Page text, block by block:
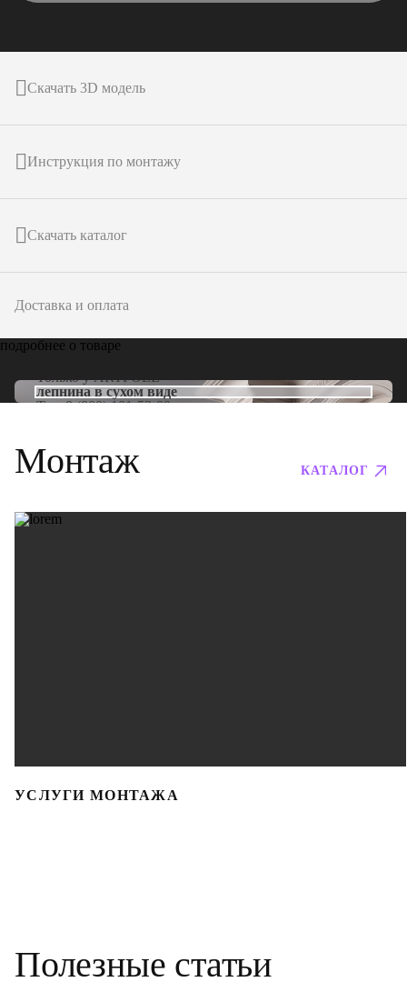
Скачать 3D модель
Инструкция по монтажу
Скачать каталог
Доставка и оплата
подробнее о товаре
Только уARTPOLE
лепнина в сухом виде
Тел:8 (800) 101-53-00
Монтаж КАТАЛОГ
УСЛУГИ МОНТАЖА
Полезные статьи